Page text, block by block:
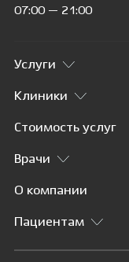
07:00 — 21:00
Услуги
Клиники
Стоимость услуг
Врачи
О компании
Пациентам